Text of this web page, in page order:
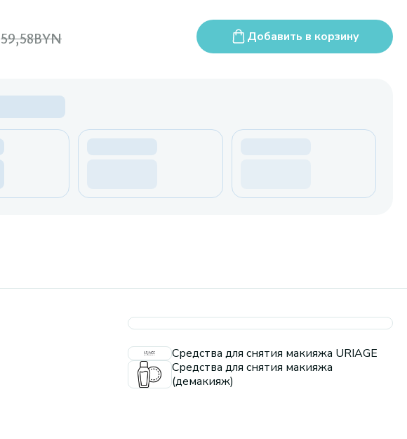
59,58BYN Добавить в корзину
Средства для снятия макияжа URIAGE
Средства для снятия макияжа
(демакияж)